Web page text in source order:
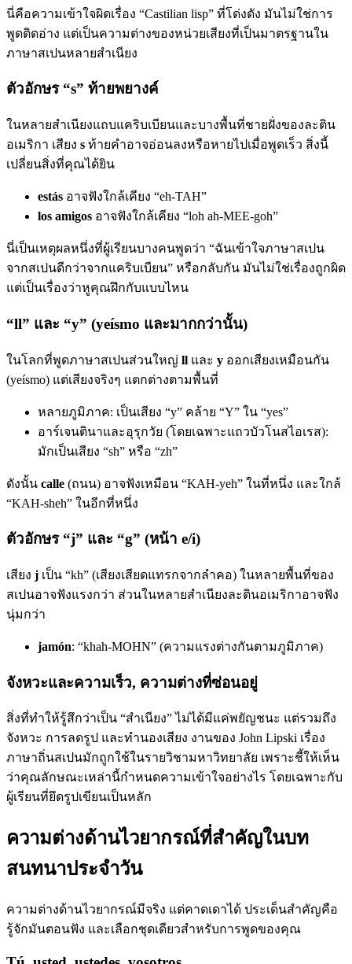
นี่คือความเข้าใจผิดเรื่อง “Castilian lisp” ที่โด่งดัง มันไม่ใช่การ
พูดติดอ่าง แต่เป็นความต่างของหน่วยเสียงที่เป็นมาตรฐานใน
ภาษาสเปนหลายสำเนียง
ตัวอักษร “s” ท้ายพยางค์
ในหลายสำเนียงแถบแคริบเบียนและบางพื้นที่ชายฝั่งของละติน
อเมริกา เสียง s ท้ายคำอาจอ่อนลงหรือหายไปเมื่อพูดเร็ว สิ่งนี้
เปลี่ยนสิ่งที่คุณได้ยิน
estás อาจฟังใกล้เคียง “eh-TAH”
los amigos อาจฟังใกล้เคียง “loh ah-MEE-goh”
นี่เป็นเหตุผลหนึ่งที่ผู้เรียนบางคนพูดว่า “ฉันเข้าใจภาษาสเปน
จากสเปนดีกว่าจากแคริบเบียน” หรือกลับกัน มันไม่ใช่เรื่องถูกผิด
แต่เป็นเรื่องว่าหูคุณฝึกกับแบบไหน
“ll” และ “y” (yeísmo และมากกว่านั้น)
ในโลกที่พูดภาษาสเปนส่วนใหญ่ ll และ y ออกเสียงเหมือนกัน
(yeísmo) แต่เสียงจริงๆ แตกต่างตามพื้นที่
หลายภูมิภาค: เป็นเสียง “y” คล้าย “Y” ใน “yes”
อาร์เจนตินาและอุรุกวัย (โดยเฉพาะแถวบัวโนสไอเรส):
มักเป็นเสียง “sh” หรือ “zh”
ดังนั้น calle (ถนน) อาจฟังเหมือน “KAH-yeh” ในที่หนึ่ง และใกล้
“KAH-sheh” ในอีกที่หนึ่ง
ตัวอักษร “j” และ “g” (หน้า e/i)
เสียง j เป็น “kh” (เสียงเสียดแทรกจากลำคอ) ในหลายพื้นที่ของ
สเปนอาจฟังแรงกว่า ส่วนในหลายสำเนียงละตินอเมริกาอาจฟัง
นุ่มกว่า
jamón: “khah-MOHN” (ความแรงต่างกันตามภูมิภาค)
จังหวะและความเร็ว, ความต่างที่ซ่อนอยู่
สิ่งที่ทำให้รู้สึกว่าเป็น “สำเนียง” ไม่ได้มีแค่พยัญชนะ แต่รวมถึง
จังหวะ การลดรูป และทำนองเสียง งานของ John Lipski เรื่อง
ภาษาถิ่นสเปนมักถูกใช้ในรายวิชามหาวิทยาลัย เพราะชี้ให้เห็น
ว่าคุณลักษณะเหล่านี้กำหนดความเข้าใจอย่างไร โดยเฉพาะกับ
ผู้เรียนที่ยึดรูปเขียนเป็นหลัก
ความต่างด้านไวยากรณ์ที่สำคัญในบท
สนทนาประจำวัน
ความต่างด้านไวยากรณ์มีจริง แต่คาดเดาได้ ประเด็นสำคัญคือ
รู้จักมันตอนฟัง และเลือกชุดเดียวสำหรับการพูดของคุณ